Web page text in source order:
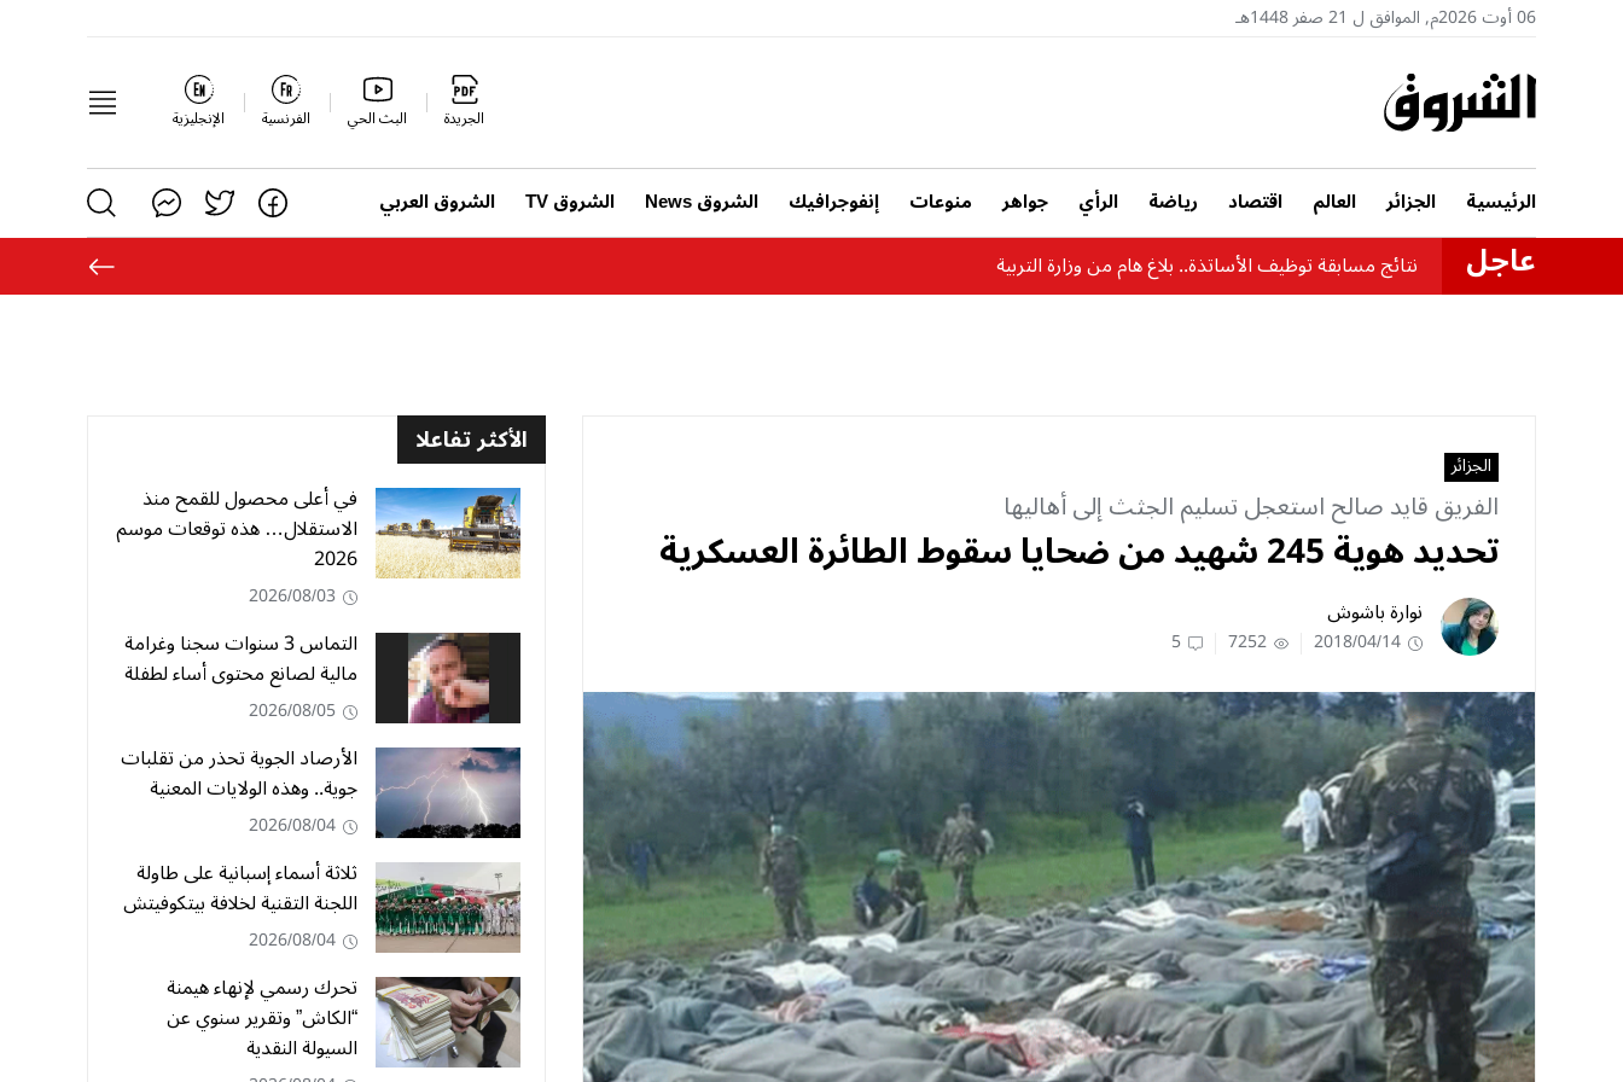
06 أوت 2026م, الموافق ل 21 صفر 1448هـ
الجريدة البث الحي الفرنسية الإنجليزية
الرئيسية الجزائر العالم اقتصاد رياضة الرأي جواهر منوعات إنفوجرافيك الشروق News الشروق TV الشروق العربي
عاجل نتائج مسابقة توظيف الأساتذة.. بلاغ هام من وزارة التربية
الجزائر
الفريق قايد صالح استعجل تسليم الجثث إلى أهاليها
تحديد هوية 245 شهيد من ضحايا سقوط الطائرة العسكرية
نوارة باشوش
2018/04/14
7252
5
الأكثر تفاعلا
في أعلى محصول للقمح منذ
الاستقلال… هذه توقعات موسم
2026
2026/08/03
التماس 3 سنوات سجنا وغرامة
مالية لصانع محتوى أساء لطفلة
2026/08/05
الأرصاد الجوية تحذر من تقلبات
جوية.. وهذه الولايات المعنية
2026/08/04
ثلاثة أسماء إسبانية على طاولة
اللجنة التقنية لخلافة بيتكوفيتش
2026/08/04
تحرك رسمي لإنهاء هيمنة
“الكاش” وتقرير سنوي عن
السيولة النقدية